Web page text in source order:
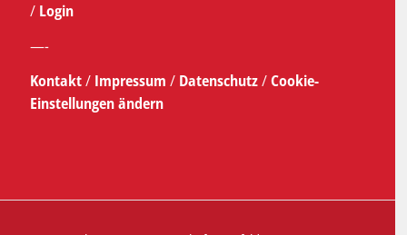
/ Login
—-
Kontakt/ Impressum / Datenschutz/Cookie-
Einstellungen ändern